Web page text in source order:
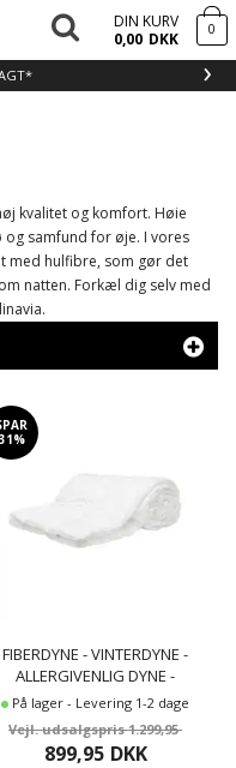
›
DIN KURV
0,00 DKK 0
kvalitet og komfort. Høie
samfund for øje. I vores
med hulfibre, som gør det
natten. Forkæl dig selv med
FIBERDYNE - VINTERDYNE -
ALLERGIVENLIG DYNE -
COMFORT - HØIE OF
SCANDINAVIA
På lager - Levering 1-2 dage
1.299,95
899,95 DKK